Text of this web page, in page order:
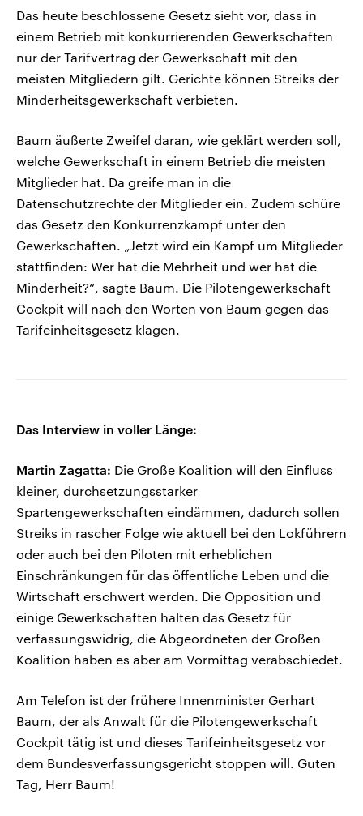
Das heute beschlossene Gesetz sieht vor, dass in
einem Betrieb mit konkurrierenden Gewerkschaften
nur der Tarifvertrag der Gewerkschaft mit den
meisten Mitgliedern gilt. Gerichte können Streiks der
Minderheitsgewerkschaft verbieten.
Baum äußerte Zweifel daran, wie geklärt werden soll,
welche Gewerkschaft in einem Betrieb die meisten
Mitglieder hat. Da greife man in die
Datenschutzrechte der Mitglieder ein. Zudem schüre
das Gesetz den Konkurrenzkampf unter den
Gewerkschaften. „Jetzt wird ein Kampf um Mitglieder
stattfinden: Wer hat die Mehrheit und wer hat die
Minderheit?“, sagte Baum. Die Pilotengewerkschaft
Cockpit will nach den Worten von Baum gegen das
Tarifeinheitsgesetz klagen.
Das Interview in voller Länge:
Martin Zagatta: Die Große Koalition will den Einfluss
kleiner, durchsetzungsstarker
Spartengewerkschaften eindämmen, dadurch sollen
Streiks in rascher Folge wie aktuell bei den Lokführern
oder auch bei den Piloten mit erheblichen
Einschränkungen für das öffentliche Leben und die
Wirtschaft erschwert werden. Die Opposition und
einige Gewerkschaften halten das Gesetz für
verfassungswidrig, die Abgeordneten der Großen
Koalition haben es aber am Vormittag verabschiedet.
Am Telefon ist der frühere Innenminister Gerhart
Baum, der als Anwalt für die Pilotengewerkschaft
Cockpit tätig ist und dieses Tarifeinheitsgesetz vor
dem Bundesverfassungsgericht stoppen will. Guten
Tag, Herr Baum!